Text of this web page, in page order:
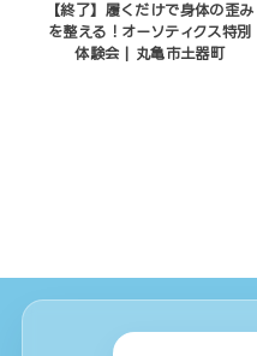
【終了】履くだけで身体の歪み
を整える！オーソティクス特別
体験会 | 丸亀市土器町